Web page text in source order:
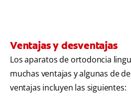
Ventajas y desventajas
Los aparatos de ortodoncia
muchas ventajas y algunas de
ventajas incluyen las siguientes: